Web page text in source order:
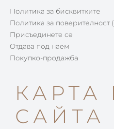
Политика за бисквитките
Политика за поверителност
Присъединете се
Отдава под наем
Покупко-продажба
КАРТА
САЙТА